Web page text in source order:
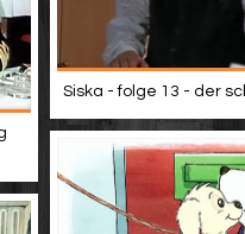
Siska - folge 13 - der